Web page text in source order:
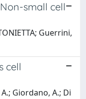
small cell
Guerrini,
cell
Giordano, A.; Di